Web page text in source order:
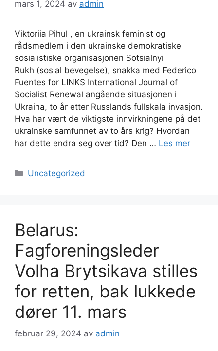
mars 1, 2024 av admin
Viktoriia Pihul , en ukrainsk feminist og
rådsmedlem i den ukrainske demokratiske
sosialistiske organisasjonen Sotsialnyi
Rukh (sosial bevegelse), snakka med Federico
Fuentes for LINKS International Journal of
Socialist Renewal angående situasjonen i
Ukraina, to år etter Russlands fullskala invasjon.
Hva har vært de viktigste innvirkningene på det
ukrainske samfunnet av to års krig? Hvordan
har dette endra seg over tid? Den … Les mer
Kategorier
Uncategorized
Belarus:
Fagforeningsleder
Volha Brytsikava stilles
for retten, bak lukkede
dører 11. mars
februar 29, 2024 av admin